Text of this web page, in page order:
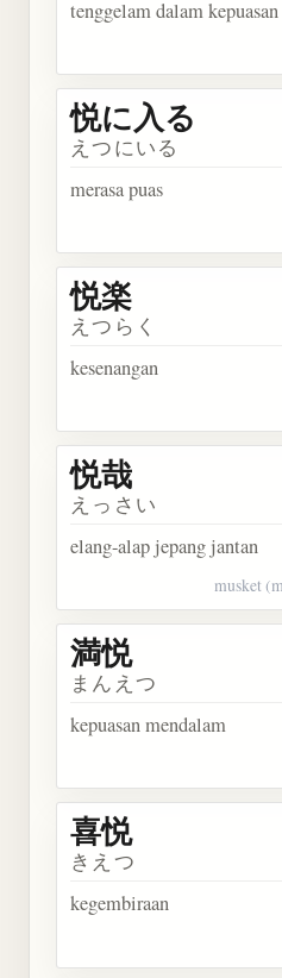
tenggelam dalam kepuasan
悦に入る
えつにいる
merasa puas
悦楽
えつらく
kesenangan
悦哉
えっさい
elang-alap jepang jantan
musket
満悦
まんえつ
kepuasan mendalam
喜悦
きえつ
kegembiraan